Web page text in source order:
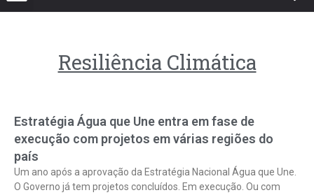
Resiliência Climática
Estratégia Água que Une entra em fase de
execução com projetos em várias regiões do
país
Um ano após a aprovação da Estratégia Nacional Água que Une.
O Governo já tem projetos concluídos. Em execução. Ou com